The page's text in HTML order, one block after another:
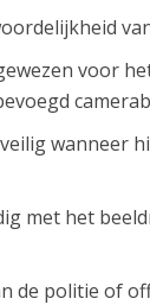
voor
wanneer
met het
de politie of